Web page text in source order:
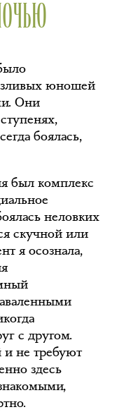
юношей
Они
боялась,
был комплекс
неловких
скучной или
я осознала,
с другом.
и не требуют
здесь